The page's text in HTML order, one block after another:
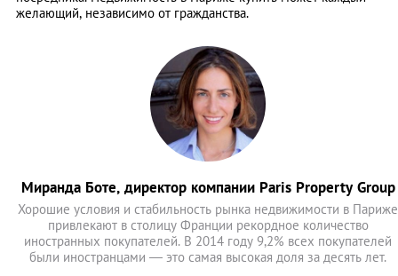
желающий, независимо от гражданства.
Миранда Боте, директор компании Paris Property Group
Хорошие условия и стабильность рынка недвижимости в Париже
привлекают в столицу Франции рекордное количество
иностранных покупателей. В 2014 году 9,2% всех покупателей
были иностранцами — это самая высокая доля за десять лет.